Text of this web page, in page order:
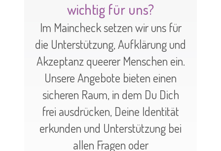
wichtig für uns?
Im Maincheck setzen wir uns für
die Unterstützung, Aufklärung und
Akzeptanz queerer Menschen ein.
Unsere Angebote bieten einen
sicheren Raum, in dem Du Dich
frei ausdrücken, Deine Identität
erkunden und Unterstützung bei
allen Fragen oder